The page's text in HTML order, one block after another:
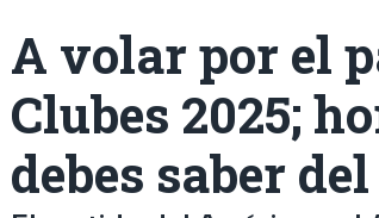
A volar por el
Clubes 2025;
debes saber